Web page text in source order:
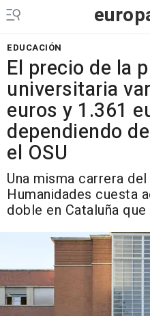
EDUCACIÓN
El precio de la
universitaria
euros y 1.361
dependiendo
el OSU
Una misma carrera
Humanidades cuesta
doble en Cataluña